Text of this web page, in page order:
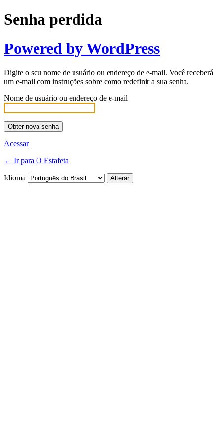
Senha perdida
Powered by WordPress
Digite o seu nome de usuário ou endereço de e-mail. Você receberá
um e-mail com instruções sobre como redefinir a sua senha.
Nome de usuário ou endereço de e-mail
Acessar
← Ir para O Estafeta
Idioma